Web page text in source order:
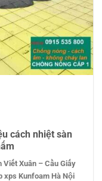
cách nhiệt sàn
Xuân – Cầu Giấy
xps Kunfoam Hà Nội